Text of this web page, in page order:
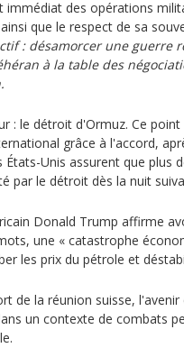
immédiat des opérations
que le respect de sa
: désamorcer une guerre
à la table des
: le détroit d'Ormuz. Ce
grâce à l'accord,
Unis assurent que plus
par le détroit dès la nuit
Donald Trump affirme
une « catastrophe
les prix du pétrole et
de la réunion suisse,
un contexte de combats